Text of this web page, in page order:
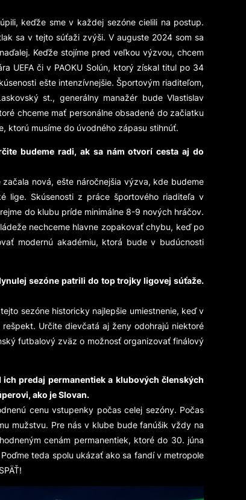
keďže sme v každej sezóne cielili na postup.
sa v tejto súťaži zvýši. V auguste 2024 som sa
Keďže stojíme pred veľkou výzvou, chcem
UEFA či v PAOKU Solún, ktorý získal titul po 34
ešte intenzívnejšie. Športovým riaditeľom,
st., generálny manažér bude Vlastislav
chceme mať personálne obsadené do začiatku
ktorú musíme do úvodného zápasu stihnúť.
budeme radi, ak sa nám otvorí cesta aj do
nová, ešte náročnejšia výzva, kde budeme
Skúsenosti z práce športového riaditeľa v
do klubu príde minimálne 8-9 nových hráčov.
nechceme hlavne zopakovať chybu, keď po
modernú akadémiu, ktorá bude v budúcnosti
sezóne patrili do top trojky ligovej súťaže.
sezóne historicky najlepšie umiestnenie, keď v
Určite dievčatá aj ženy odohrajú niektoré
futbalový zväz o možnosť organizovať finálový
predaj permanentiek a klubových členských
ako je Slovan.
cenu vstupenky počas celej sezóny. Počas
mužstvu. Pre nás v klube bude fanúšik vždy na
cenám permanentiek, ktoré do 30. júna
teda spolu ukázať ako sa fandí v metropole